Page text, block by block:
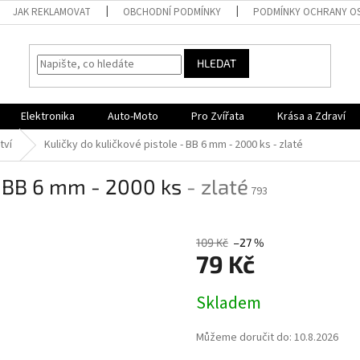
JAK REKLAMOVAT OBCHODNÍ PODMÍNKY PODMÍNKY OCHRANY
HLEDAT
Elektronika Auto-Moto Pro Zvířata Krása a Zdraví
Kuličky do kuličkové pistole - BB 6 mm - 2000 ks - zlaté
6 mm - 2000 ks - zlaté 793
109 Kč –27 %
79 Kč
cena:
Skladem
Můžeme doručit do: 10.8.2026